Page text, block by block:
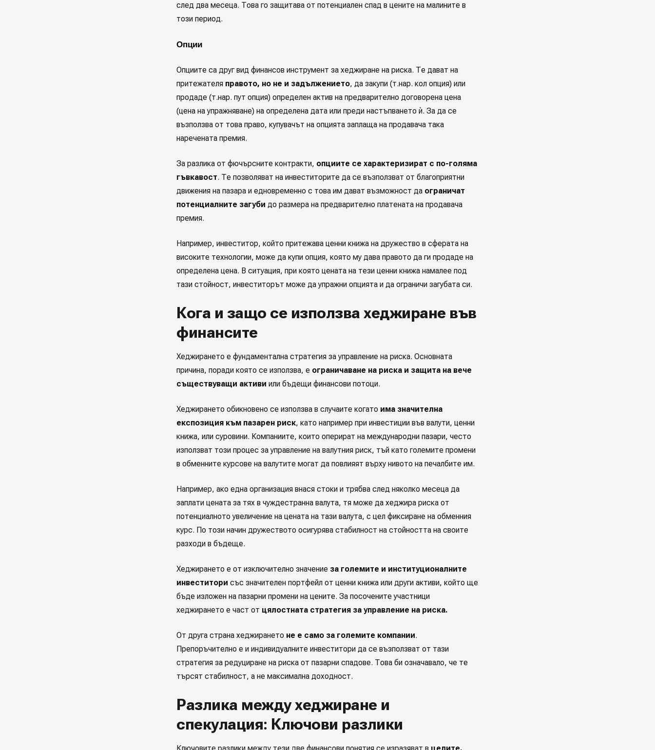
след два месеца. Това го защитава от потенциален спад в цените на малините в
този период.
Опции
Опциите са друг вид финансов инструмент за хеджиране на риска. Те дават на
притежателя правото, но не и задължението, да закупи (т.нар. кол опция) или
продаде (т.нар. пут опция) определен актив на предварително договорена цена
(цена на упражняване) на определена дата или преди настъпването ѝ. За да се
възползва от това право, купувачът на опцията заплаща на продавача така
наречената премия.
За разлика от фючърсните контракти, опциите се характеризират с по-голяма
гъвкавост. Те позволяват на инвеститорите да се възползват от благоприятни
движения на пазара и едновременно с това им дават възможност да ограничат
потенциалните загуби до размера на предварително платената на продавача
премия.
Например, инвеститор, който притежава ценни книжа на дружество в сферата на
високите технологии, може да купи опция, която му дава правото да ги продаде на
определена цена. В ситуация, при която цената на тези ценни книжа намалее под
тази стойност, инвеститорът може да упражни опцията и да ограничи загубата си.
Кога и защо се използва хеджиране във
финансите
Хеджирането е фундаментална стратегия за управление на риска. Основната
причина, поради която се използва, е ограничаване на риска и защита на вече
съществуващи активи или бъдещи финансови потоци.
Хеджирането обикновено се използва в случаите когато има значителна
експозиция към пазарен риск, като например при инвестиции във валути, ценни
книжа, или суровини. Компаниите, които оперират на международни пазари, често
използват този процес за управление на валутния риск, тъй като големите промени
в обменните курсове на валутите могат да повлияят върху нивото на печалбите им.
Например, ако една организация внася стоки и трябва след няколко месеца да
заплати цената за тях в чуждестранна валута, тя може да хеджира риска от
потенциалното увеличение на цената на тази валута, с цел фиксиране на обменния
курс. По този начин дружеството осигурява стабилност на стойността на своите
разходи в бъдеще.
Хеджирането е от изключително значение за големите и институционалните
инвеститори със значителен портфейл от ценни книжа или други активи, който ще
бъде изложен на пазарни промени на цените. За посочените участници
хеджирането е част от цялостната стратегия за управление на риска.
От друга страна хеджирането не е само за големите компании.
Препоръчително е и индивидуалните инвеститори да се възползват от тази
стратегия за редуциране на риска от пазарни спадове. Това би означавало, че те
търсят стабилност, а не максимална доходност.
Разлика между хеджиране и
спекулация: Ключови разлики